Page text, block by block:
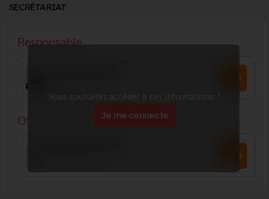
SECRÉTARIAT
Vous souhaitez accéder à ces informations ?
Je me connecte